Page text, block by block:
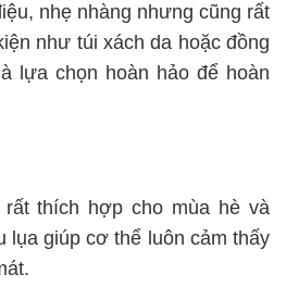
nhẹ nhàng nhưng cũng rất
như túi xách da hoặc đồng
lựa chọn hoàn hảo để hoàn
thích hợp cho mùa hè và
lụa giúp cơ thể luôn cảm thấy